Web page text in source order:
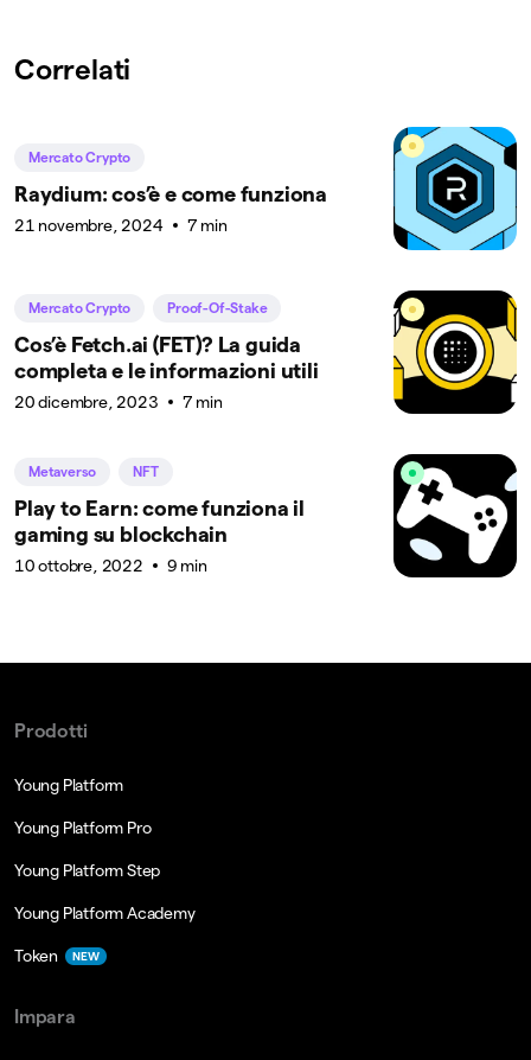
Correlati
Mercato Crypto
Raydium: cos’è e come funziona
21 novembre, 2024 7 min
Mercato Crypto Proof-Of-Stake
Cos’è Fetch.ai (FET)? La guida
completa e le informazioni utili
20 dicembre, 2023 7 min
Metaverso NFT
Play to Earn: come funziona il
gaming su blockchain
10 ottobre, 2022 9 min
Prodotti
Young Platform
Young Platform Pro
Young Platform Step
Young Platform Academy
Token NEW
Impara